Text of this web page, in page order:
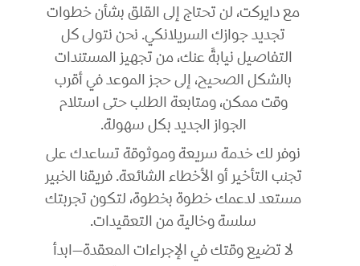
مع دايركت، لن تحتاج إلى القلق بشأن خطوات
تجديد جوازك السريلانكي. نحن نتولى كل
التفاصيل نيابةً عنك، من تجهيز المستندات
بالشكل الصحيح، إلى حجز الموعد في أقرب
وقت ممكن، ومتابعة الطلب حتى استلام
الجواز الجديد بكل سهولة.
نوفر لك خدمة سريعة وموثوقة تساعدك على
تجنب التأخير أو الأخطاء الشائعة. فريقنا الخبير
مستعد لدعمك خطوة بخطوة، لتكون تجربتك
سلسة وخالية من التعقيدات.
لا تضيع وقتك في الإجراءات المعقدة—ابدأ